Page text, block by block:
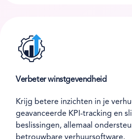
Verbeter winstgevendheid
Krijg betere inzichten in je
geavanceerde KPI-tracking en
beslissingen, allemaal
betrouwbare verhuursoftware.